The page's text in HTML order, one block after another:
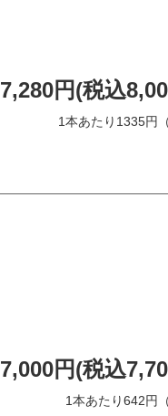
7,280円(税込
1本あたり1335円
7,000円(税込
1本あたり642円